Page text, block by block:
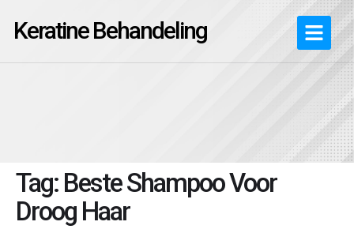
Keratine Behandeling
Tag: Beste Shampoo Voor
Droog Haar